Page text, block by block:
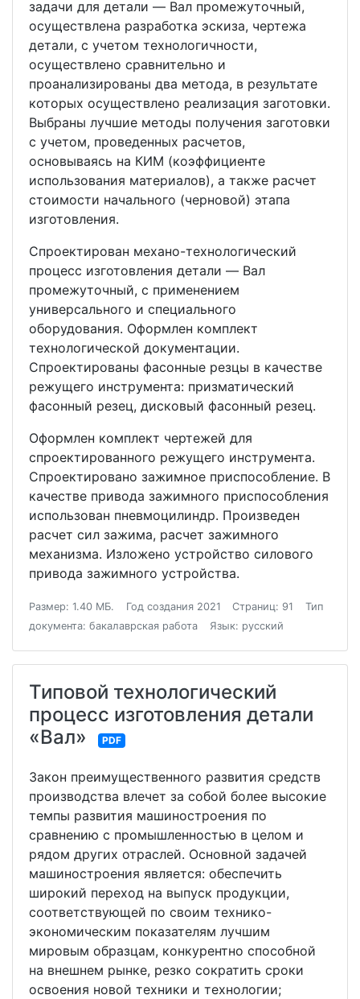
задачи для детали ― Вал промежуточный,
осуществлена разработка эскиза, чертежа
детали, с учетом технологичности,
осуществлено сравнительно и
проанализированы два метода, в результате
которых осуществлено реализация заготовки.
Выбраны лучшие методы получения заготовки
с учетом, проведенных расчетов,
основываясь на КИМ (коэффициенте
использования материалов), а также расчет
стоимости начального (черновой) этапа
изготовления.
Спроектирован механо-технологический
процесс изготовления детали ― Вал
промежуточный, с применением
универсального и специального
оборудования. Оформлен комплект
технологической документации.
Спроектированы фасонные резцы в качестве
режущего инструмента: призматический
фасонный резец, дисковый фасонный резец.
Оформлен комплект чертежей для
спроектированного режущего инструмента.
Спроектировано зажимное приспособление. В
качестве привода зажимного приспособления
использован пневмоцилиндр. Произведен
расчет сил зажима, расчет зажимного
механизма. Изложено устройство силового
привода зажимного устройства.
Размер: 1.40 МБ. Год создания 2021 Страниц: 91
Тип
документа: бакалаврская работа
Язык: русский
Типовой технологический
процесс изготовления детали
«Вал»
PDF
Закон преимущественного развития средств
производства влечет за собой более высокие
темпы развития машиностроения по
сравнению с промышленностью в целом и
рядом других отраслей. Основной задачей
машиностроения является: обеспечить
широкий переход на выпуск продукции,
соответствующей по своим технико-
экономическим показателям лучшим
мировым образцам, конкурентно способной
на внешнем рынке, резко сократить сроки
освоения новой техники и технологии;